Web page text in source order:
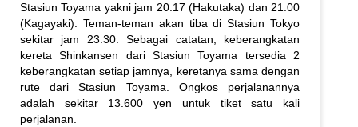
Stasiun Toyama yakni jam 20.17 (Hakutaka) dan 21.00
(Kagayaki). Teman-teman akan tiba di Stasiun Tokyo
sekitar jam 23.30. Sebagai catatan, keberangkatan
kereta Shinkansen dari Stasiun Toyama tersedia 2
keberangkatan setiap jamnya, keretanya sama dengan
rute dari Stasiun Toyama. Ongkos perjalanannya
adalah sekitar 13.600 yen untuk tiket satu kali
perjalanan.